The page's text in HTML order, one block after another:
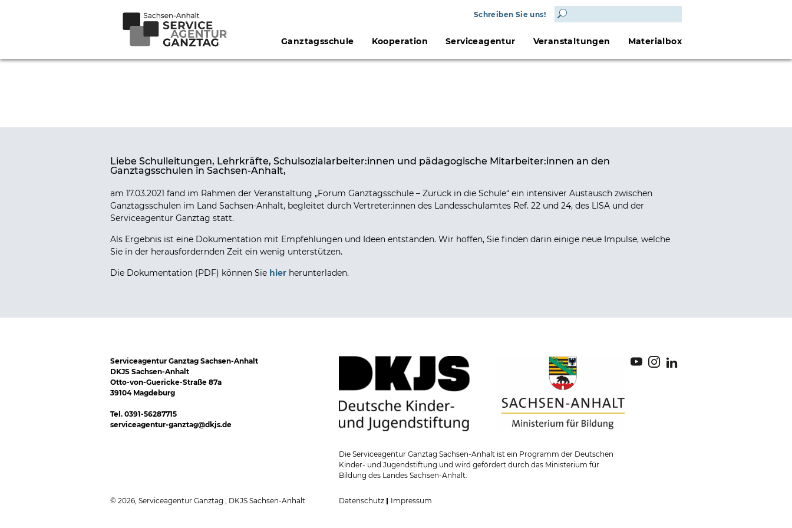
Schreiben Sie uns!
Ganztagsschule Kooperation Serviceagentur Veranstaltungen Materialbox
Liebe Schulleitungen, Lehrkräfte, Schulsozialarbeiter:innen und pädagogische Mitarbeiter:innen an den
Ganztagsschulen in Sachsen-Anhalt,
am 17.03.2021 fand im Rahmen der Veranstaltung „Forum Ganztagsschule – Zurück in die Schule“ ein intensiver Austausch zwischen
Ganztagsschulen im Land Sachsen-Anhalt, begleitet durch Vertreter:innen des Landesschulamtes Ref. 22 und 24, des LISA und der
Serviceagentur Ganztag statt.
Als Ergebnis ist eine Dokumentation mit Empfehlungen und Ideen entstanden. Wir hoffen, Sie finden darin einige neue Impulse, welche
Sie in der herausfordernden Zeit ein wenig unterstützen.
Die Dokumentation (PDF) können Sie hier herunterladen.
Serviceagentur Ganztag Sachsen-Anhalt
DKJS Sachsen-Anhalt
Otto-von-Guericke-Straße 87a
39104 Magdeburg
Tel. 0391-56287715
serviceagentur-ganztag@dkjs.de
Die Serviceagentur Ganztag Sachsen-Anhalt ist ein Programm der Deutschen
Kinder- und Jugendstiftung und wird gefördert durch das Ministerium für
Bildung des Landes Sachsen-Anhalt.
© 2026, Serviceagentur Ganztag , DKJS Sachsen-Anhalt Datenschutz Impressum